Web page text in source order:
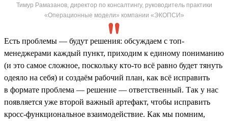
Тимур Рамазанов, директор по консалтингу, руководитель практики
«Операционные модели» компании «ЭКОПСИ»
Есть проблемы — будут решения: обсуждаем с топ-
менеджерами каждый пункт, приходим к единому пониманию
(и это самое сложное, поскольку кто-то всё равно будет тянуть
одеяло на себя) и создаём рабочий план, как всё исправить
в формате проблема — решение — ответственный. Так у нас
появляется уже второй важный артефакт, чтобы исправить
кросс-функциональное взаимодействие. Как мы помним,